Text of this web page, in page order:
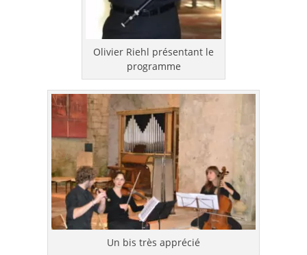
Olivier Riehl présentant le
programme
Un bis très apprécié